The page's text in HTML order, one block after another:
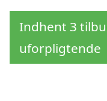
Indhent 3
uforpligtende